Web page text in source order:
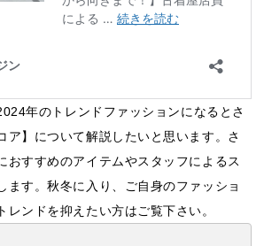
年のトレンドファッションになるとさ
ア】について解説したいと思います。さ
おすすめのアイテムやスタッフによるス
ます。秋冬に入り、ご自身のファッショ
レンドを抑えたい方はご覧下さい。